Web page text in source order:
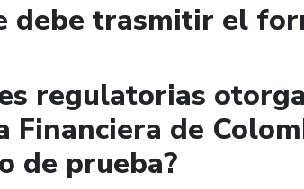
debe trasmitir el
regulatorias
de
de prueba?